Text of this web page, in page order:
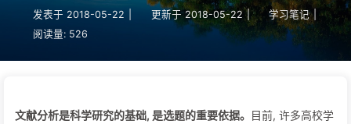
发表于 2018-05-22 更新于 2018-05-22 | 学习笔记
阅读量: 526
文献分析是科学研究的基础, 是选题的重要依据。 目前, 许多高校学